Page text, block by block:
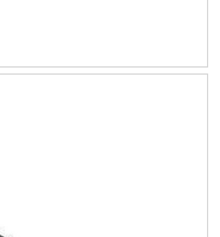
e
uma
mais
que